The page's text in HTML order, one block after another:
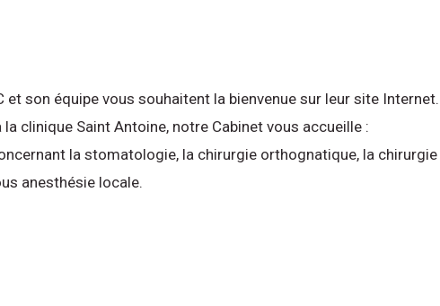
et son équipe vous souhaitent la bienvenue sur leur site Internet.
clinique Saint Antoine, notre Cabinet vous accueille :
la stomatologie, la chirurgie orthognatique, la
anesthésie locale.